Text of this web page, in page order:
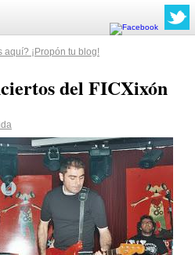
¡Propón tu blog!
del FICXixón